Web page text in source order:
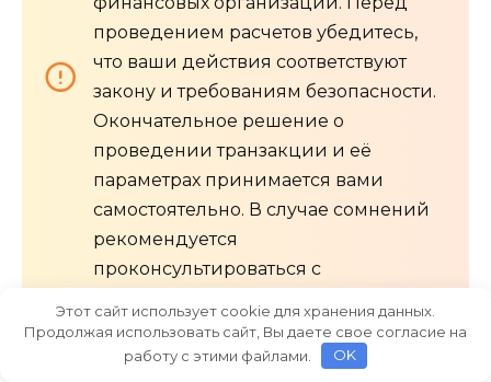
проведением расчетов убедитесь,
что ваши действия соответствуют
закону и требованиям безопасности.
Окончательное решение о
проведении транзакции и её
параметрах принимается вами
самостоятельно. В случае сомнений
рекомендуется
проконсультироваться с
Этот сайт использует cookie для хранения данных.
Продолжая использовать сайт, Вы даете свое согласие на
работу с этими файлами.
OK